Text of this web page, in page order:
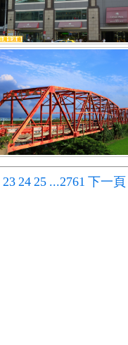
23 24 25 ...2761 下一頁